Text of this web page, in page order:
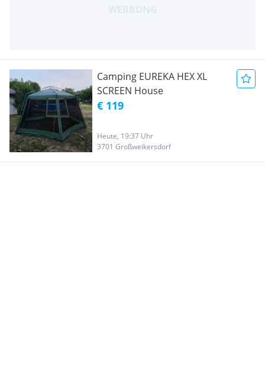
Camping EUREKA HEX XL
SCREEN House
€ 119
Heute, 19:37 Uhr
3701 Großweikersdorf